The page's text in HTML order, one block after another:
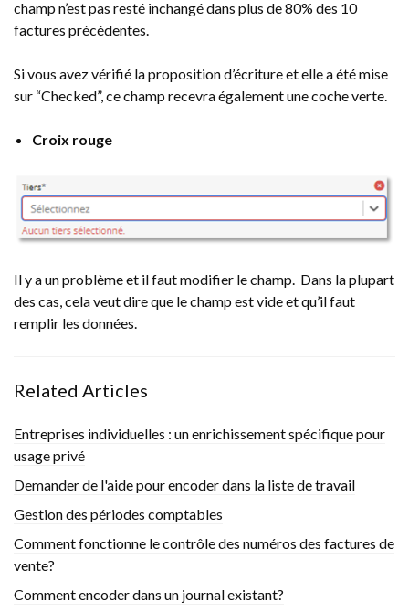
champ n’est pas resté inchangé dans plus de 80% des 10
factures précédentes.
Si vous avez vérifié la proposition d’écriture et elle a été mise
sur “Checked”, ce champ recevra également une coche verte.
Croix rouge
Il y a un problème et il faut modifier le champ. Dans la plupart
des cas, cela veut dire que le champ est vide et qu’il faut
remplir les données.
Related Articles
Entreprises individuelles : un enrichissement spécifique pour
usage privé
Demander de l'aide pour encoder dans la liste de travail
Gestion des périodes comptables
Comment fonctionne le contrôle des numéros des factures de
vente?
Comment encoder dans un journal existant?